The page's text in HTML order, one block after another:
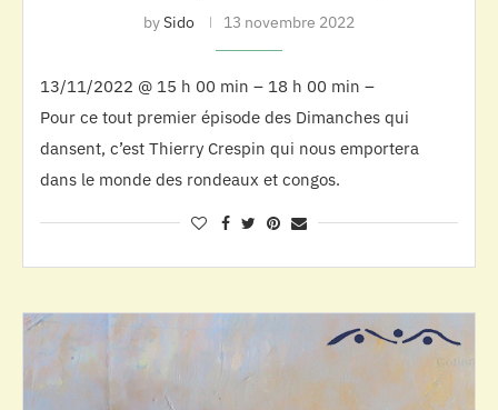
bySido 13 novembre 2022
13/11/2022 @ 15 h 00 min – 18 h 00 min –
Pour ce tout premier épisode des Dimanches qui
dansent, c’est Thierry Crespin qui nous emportera
dans le monde des rondeaux et congos.